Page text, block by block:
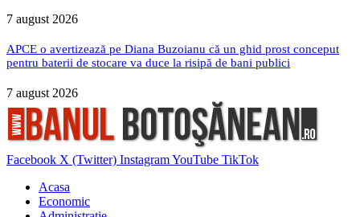
7 august 2026
APCE o avertizează pe Diana Buzoianu că un ghid prost conceput
pentru baterii de stocare va duce la risipă de bani publici
7 august 2026
Facebook X (Twitter) InstagramYouTube TikTok
Acasa
Economic